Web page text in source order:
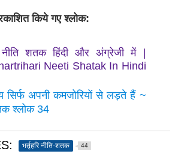
किये गए श्लोक:
नीति शतक हिंदी और अंग्रेजी में |
Neeti Shatak In Hindi
सिर्फ अपनी कमजोरियों से लड़ते हैं ~
श्लोक 34
भर्तृहरि नीति-शतक 44